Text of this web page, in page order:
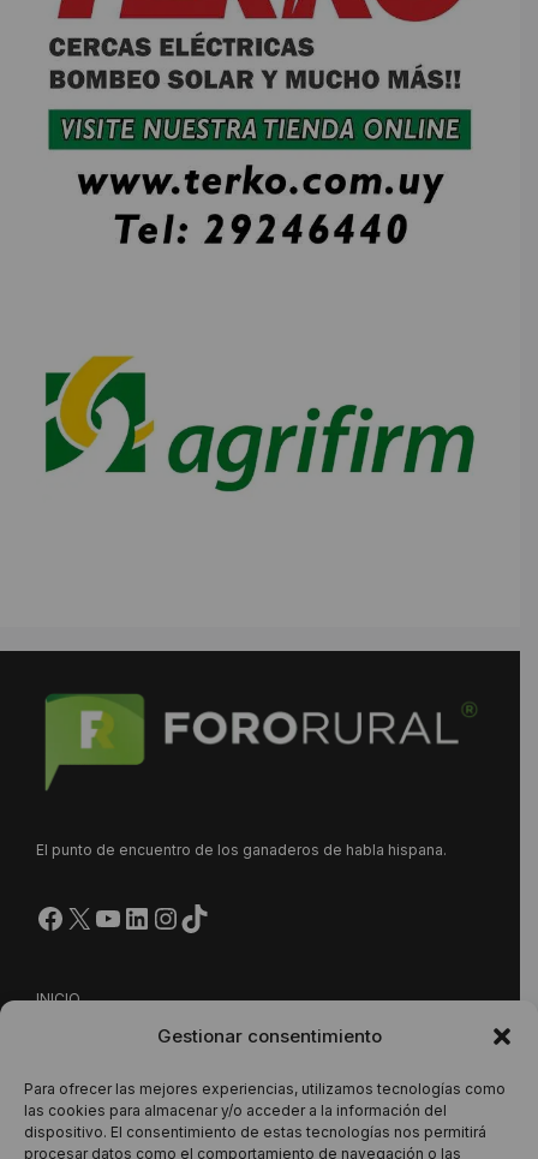
Gestionar consentimiento
Para ofrecer las mejores experiencias, utilizamos tecnologías como
las cookies para almacenar y/o acceder a la información del
dispositivo. El consentimiento de estas tecnologías nos permitirá
procesar datos como el comportamiento de navegación o las
El punto de encuentro de los ganaderos de habla hispana.
Facebook
X YouTube
LinkedIn
Instagram
https://www.tiktok.com/
INICIO
NUESTRA PROPUESTA
CONTACTO